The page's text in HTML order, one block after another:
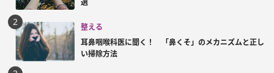
選
整える
耳鼻咽喉科医に聞く！ 「鼻くそ」のメカニズムと正し
い掃除方法